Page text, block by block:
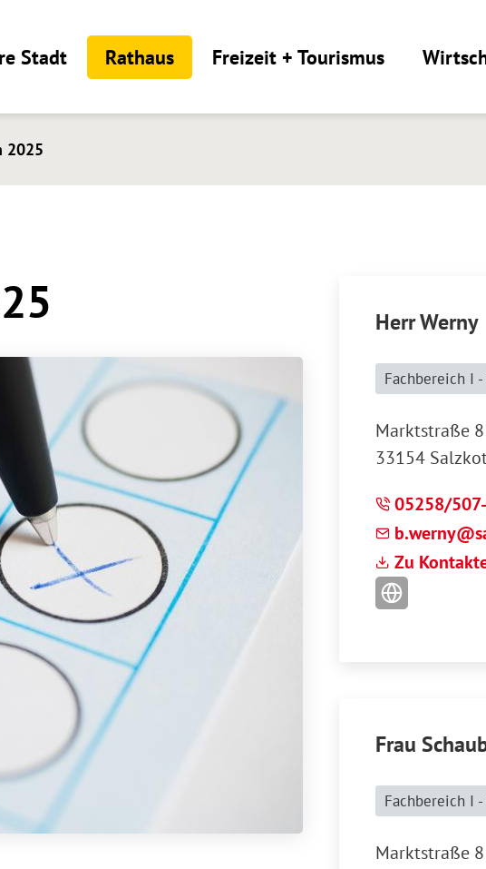
Stadt Rathaus Freizeit + Tourismus
2025
Herr Werny
Fachbereich I
Marktstraße 8
33154
05258/
b w rny s
Zu
Frau
Fachbereich I
Marktstraße 8